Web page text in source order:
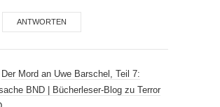
ANTWORTEN
Der Mord an Uwe Barschel, Teil 7:
BND | Bücherleser-Blog zu Terror